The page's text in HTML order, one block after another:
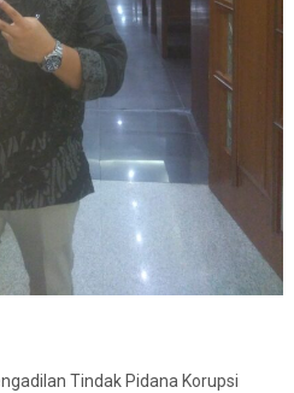
Tindak Pidana Korupsi